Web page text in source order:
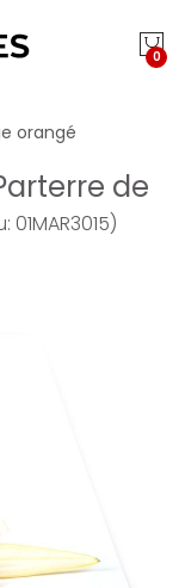
0
orangé
de
01MAR3015)